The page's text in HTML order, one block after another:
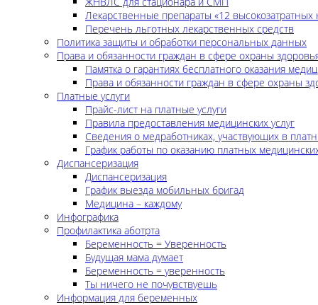
Лекарственные препараты «12 высокозатратных
Перечень льготных лекарственных средств
Политика защиты и обработки персональных данных
Права и обязанности граждан в сфере охраны
Памятка о гарантиях бесплатного оказания
Права и обязанности граждан в сфере охраны
Платные услуги
Прайс-лист на платные услуги
Правила предоставления медицинских услуг
Сведения о медработниках, участвующих в
График работы по оказанию платных
Диспансеризация
Диспансеризация
График выезда мобильных бригад
Медицина – каждому
Инфографика
Профилактика аботрта
Беременность = Уверенность
Будущая мама думает
Беременность = уверенность
Ты ничего не почувствуешь
Информация для беременных